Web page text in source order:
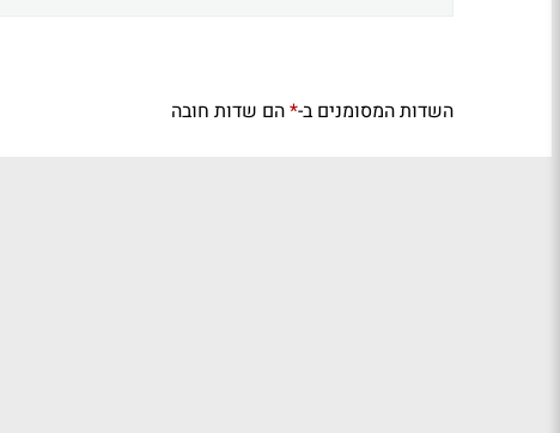
השדות המסומנים ב-*הם שדות חובה